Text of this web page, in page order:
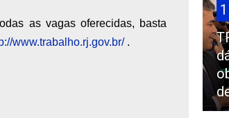
as vagas oferecidas, basta
www.trabalho.rj.gov.br/.
1